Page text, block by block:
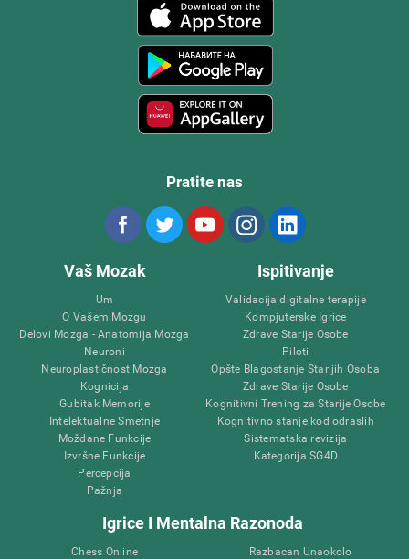
Pratite nas
Vaš Mozak
Um
O Vašem Mozgu
Delovi Mozga - Anatomija Mozga
Neuroni
Neuroplastičnost Mozga
Kognicija
Gubitak Memorije
Intelektualne Smetnje
Moždane Funkcije
Izvršne Funkcije
Percepcija
Pažnja
Ispitivanje
Validacija digitalne terapije
Kompjuterske Igrice
Zdrave Starije Osobe
Piloti
Opšte Blagostanje Starijih Osoba
Zdrave Starije Osobe
Kognitivni Trening za Starije Osobe
Kognitivno stanje kod odraslih
Sistematska revizija
Kategorija SG4D
Igrice I Mentalna Razonoda
Chess Online
Razbacan Unaokolo